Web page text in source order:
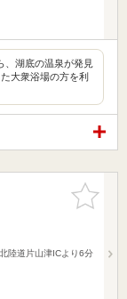
、湖底の温泉が発見
大衆浴場の方を利
お気に入
りに追加
陸道片山津ICより6分